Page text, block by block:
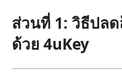
ส่วนที่ 1: วิธีปล
ด้วย 4uKey